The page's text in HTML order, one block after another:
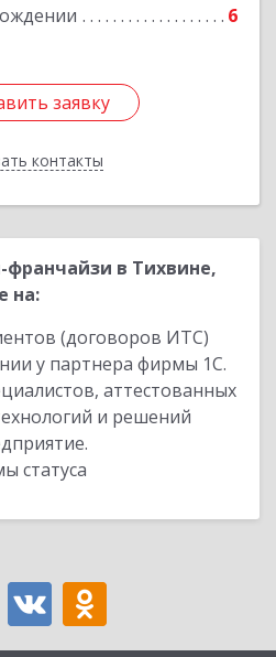
6
заявку
контакты
Подробнее
заявку
Назад
в Тихвине,
на:
(договоров ИТС)
у партнера фирмы 1С.
аттестованных
и решений
статуса